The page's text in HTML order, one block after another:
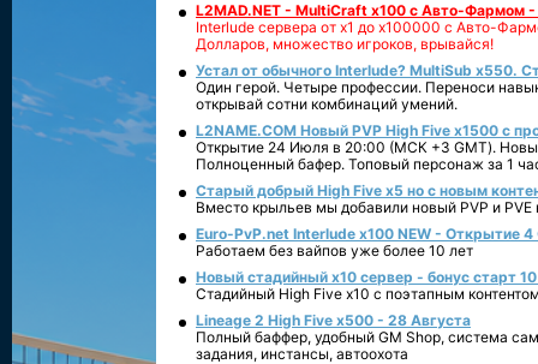
L2MAD.NET - MultiCraft x100 с Авто-Фармом
Interlude сервера от х1 до х100000 с Авто-
Долларов, множество игроков, врывайся!
Устал от обычного Interlude? MultiSub x550.
Один герой. Четыре профессии. Переноси
открывай сотни комбинаций умений.
L2NAME.COM Новый PVP High Five x1500 с
Открытие 24 Июля в 20:00 (МСК +3 GMT).
Полноценный бафер. Топовый персонаж за 1
Старый добрый High Five x5 но с новым
Вместо крыльев мы добавили новый PVP и PVE
Euro-PvP.net Interlude х100 NEW - Открытие 4
Работаем без вайпов уже более 10 лет
Новый стадийный х10 сервер - бонус старт
Стадийный High Five x10 с поэтапным
Lineage 2 High Five x500 - 28 Августа
Полный баффер, удобный GM Shop, система
задания, инстансы, автоохота